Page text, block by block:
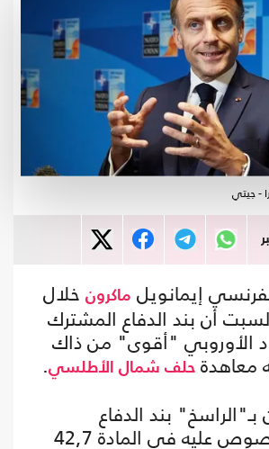
- جيتي
إيمانويل ماكرون خلال
السبت أن بند الدفاع المشترك
الأوروبي "أقوى" من ذاك
معاهدة حلف شمال الأطلسي.
بند الدفاع
المشترك المنصوص عليه في المادة 42,7